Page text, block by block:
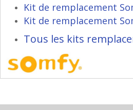
Kit de remplacement
Kit de remplacement
Tous les kits